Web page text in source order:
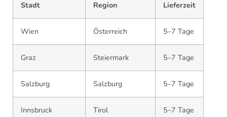
Stadt Region Lieferzeit
Wien Österreich 5–7 Tage
Graz Steiermark 5–7 Tage
Salzburg Salzburg 5–7 Tage
Innsbruck Tirol 5–7 Tage